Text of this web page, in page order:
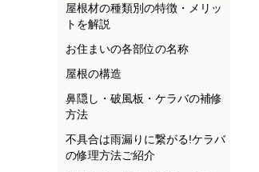
屋根材の種類別の特徴・メリッ
トを解説
お住まいの各部位の名称
屋根の構造
鼻隠し・破風板・ケラバの補修
方法
不具合は雨漏りに繋がる!ケラバ
の修理方法ご紹介